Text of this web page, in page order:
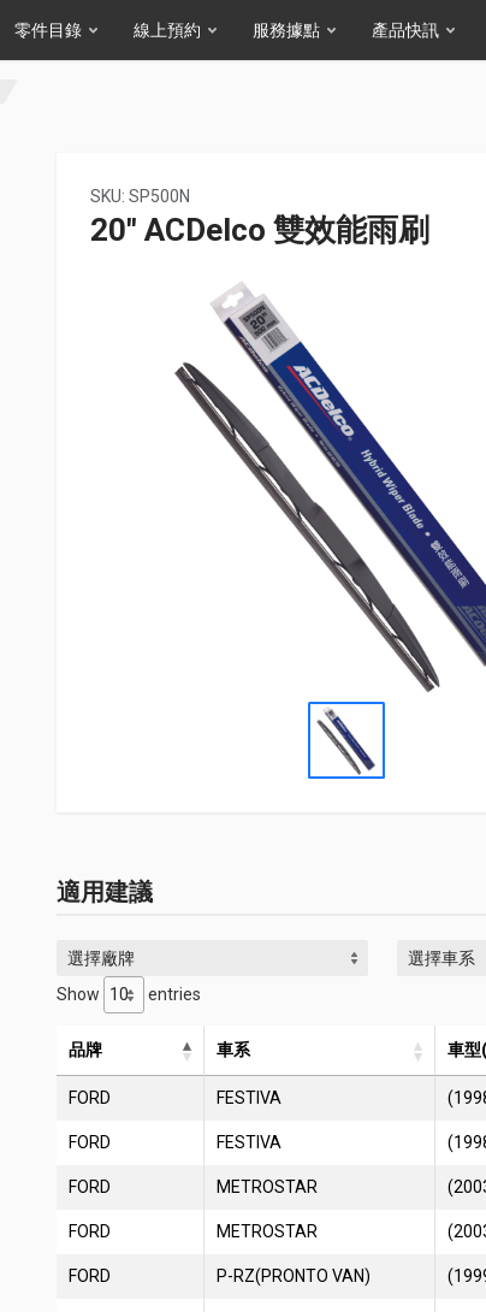
零件目錄 線上預約 服務據點 產品快訊
SKU: SP500N
20" ACDelco 雙效能雨刷
適用建議
選擇廠牌
選擇車系
Show
entries
品牌 車系 車型
FORD FESTIVA
FORD FESTIVA
FORD METROSTAR
FORD METROSTAR
FORD P-RZ(PRONTO VAN)